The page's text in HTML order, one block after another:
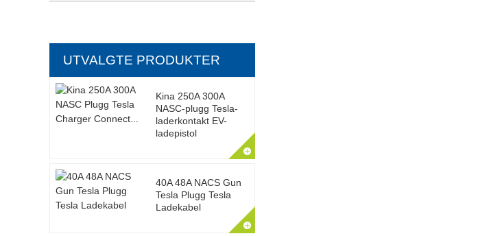
UTVALGTE PRODUKTER
Kina 250A 300A
NASC-plugg Tesla-
laderkontakt EV-
ladepistol
40A 48A NACS Gun
Tesla Plugg Tesla
Ladekabel